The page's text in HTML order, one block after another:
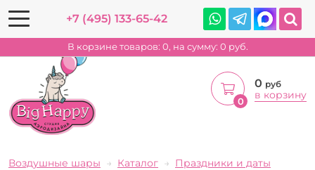
+7 (495) 133-65-42
В корзине товаров: 0, на сумму: 0 руб.
0
0 руб
в корзину
Воздушные шары Каталог
Праздники и даты